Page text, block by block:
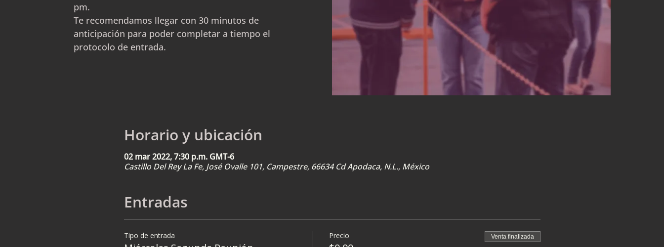
pm.
Te recomendamos llegar con 30 minutos de
anticipación para poder completar a tiempo el
protocolo de entrada.
Horario y ubicación
02 mar 2022, 7:30 p.m. GMT-6
Castillo Del Rey La Fe, José Ovalle 101, Campestre, 66634 Cd Apodaca, N.L., México
Entradas
Tipo de entrada Precio Venta finalizada